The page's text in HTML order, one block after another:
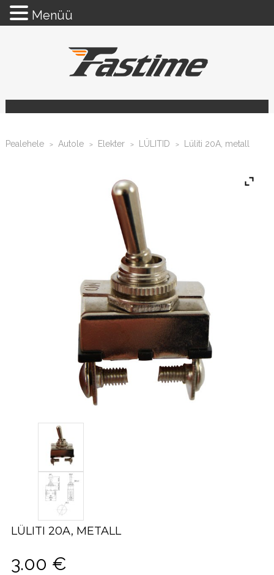
Pealehele > Autole > Elekter > LÜLITID > Lüliti 20A, metall
LÜLITI 20A, METALL
3.00 €
Menüü